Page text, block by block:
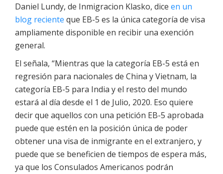
Daniel Lundy, de Inmigracion Klasko, dice en un
blog reciente que EB-5 es la única categoría de visa
ampliamente disponible en recibir una exención
general.
El señala, “Mientras que la categoría EB-5 está en
regresión para nacionales de China y Vietnam, la
categoría EB-5 para India y el resto del mundo
estará al día desde el 1 de Julio, 2020. Eso quiere
decir que aquellos con una petición EB-5 aprobada
puede que estén en la posición única de poder
obtener una visa de inmigrante en el extranjero, y
puede que se beneficien de tiempos de espera más,
ya que los Consulados Americanos podrán